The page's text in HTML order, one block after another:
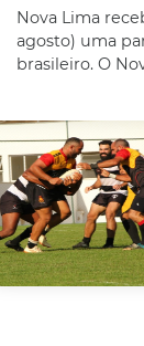
Nova Lima
agosto) uma
brasileiro. O